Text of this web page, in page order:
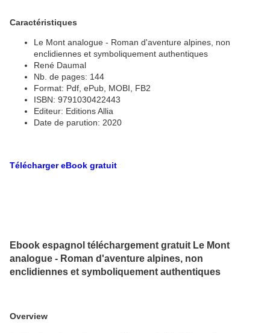
Caractéristiques
Le Mont analogue - Roman d'aventure alpines, non
enclidiennes et symboliquement authentiques
René Daumal
Nb. de pages: 144
Format: Pdf, ePub, MOBI, FB2
ISBN: 9791030422443
Editeur: Editions Allia
Date de parution: 2020
Télécharger eBook gratuit
Ebook espagnol téléchargement gratuit Le Mont
analogue - Roman d'aventure alpines, non
enclidiennes et symboliquement authentiques
Overview